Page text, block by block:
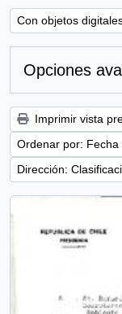
Remove filter:
Con objetos
Opciones
Imprimir vista
Ordenar por: Fecha
Dirección: